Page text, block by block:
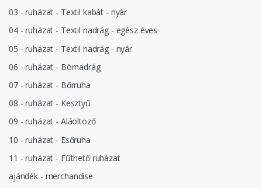
03 - ruházat - Textil kabát - nyár
04 - ruházat - Textil nadrág - egész éves
05 - ruházat - Textil nadrág - nyár
06 - ruházat - Börnadrág
07 - ruházat - Bőrruha
08 - ruházat - Kesztyű
09 - ruházat - Aláöltöző
10 - ruházat - Esőruha
11 - ruházat - Fűthető ruházat
ajándék - merchandise